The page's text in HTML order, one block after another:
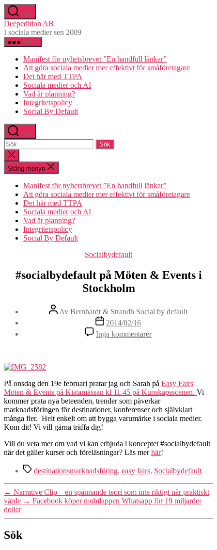
Hoppa
till
innehåll
Sök
Deepedition AB
I sociala medier sen 2009
Meny
Manifest för nyhetsbrevet ”En handfull länkar”
Att göra sociala medier mer effektivt för småföretagare
Det här med TTPA
Sociala medier och AI
Vad är planning?
Integritetspolicy
Social By Default
Sök
Sök
efter:
Stäng
sökningen
Stäng menyn
Manifest för nyhetsbrevet ”En handfull länkar”
Att göra sociala medier mer effektivt för småföretagare
Det här med TTPA
Sociala medier och AI
Vad är planning?
Integritetspolicy
Social By Default
Kategorier
Socialbydefault
#socialbydefault på Möten & Events i
Stockholm
Inläggsförfattare
Av Bernhardt & Strandh Social by default
Inläggsdatum
2014/02/16
Inga kommentarer
På onsdag den 19e februari pratar jag och Sarah på Easy Fairs
Möten & Events på Kistamässan kl 11.45 på Kunskapsscenen. Vi
kommer prata nya beteenden, trender som påverkar
marknadsföringen för destinationer, konferenser och självklart
många fler. Helt enkelt om att bygga varumärke i sociala medier.
Kom dit! Vi vill gärna träffa dig!
Vill du veta mer om vad vi kan erbjuda i konceptet #socialbydefault
när det gäller kurser och föreläsningar? Läs merhär!
Etiketter
destinationsmarknadsföring, easy fairs, Socialbydefault
← Narrative Clip – en spännande teori som inte riktigt når praktiskt
värde → Facebook köper mobilappen Whatsapp för 19 miljarder
dollar
Sök